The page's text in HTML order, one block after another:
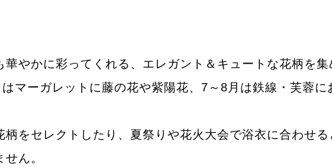
華やかに彩ってくれる、エレガント＆キュートな花柄を集
マーガレットに藤の花や紫陽花、7～8月は鉄線・芙蓉に
柄をセレクトしたり、夏祭りや花火大会で浴衣に合わせ
ん。